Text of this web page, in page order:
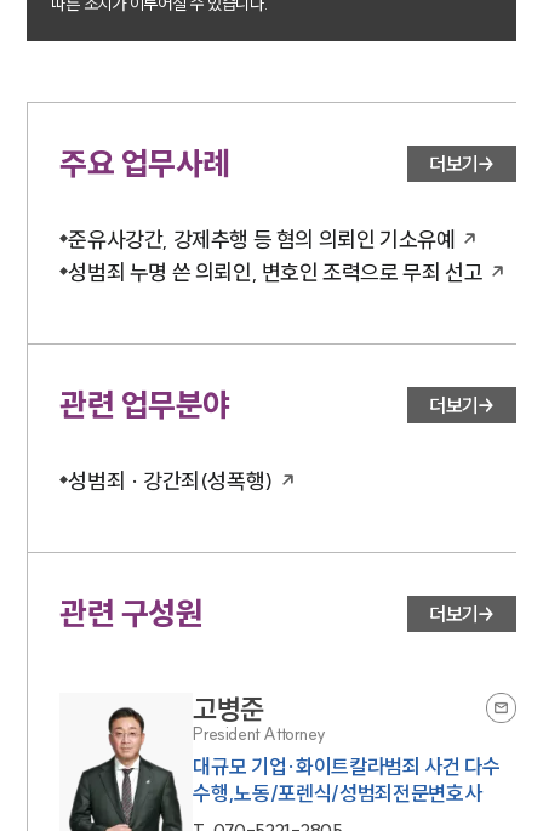
주요 업무사례 더보기
준유사강간, 강제추행 등 혐의 의뢰인 기소유예
성범죄 누명 쓴 의뢰인, 변호인 조력으로 무죄 선고
관련 업무분야 더보기
성범죄 · 강간죄(성폭행)
관련 구성원 더보기
고병준
President Attorney
대규모 기업·화이트칼라범죄 사건 다수
수행,노동/포렌식/성범죄전문변호사